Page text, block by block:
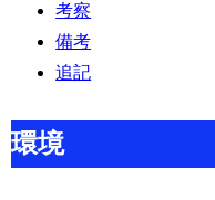
考察
備考
追記
環境